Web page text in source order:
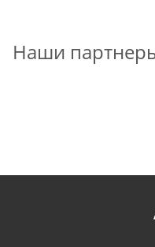
Наши